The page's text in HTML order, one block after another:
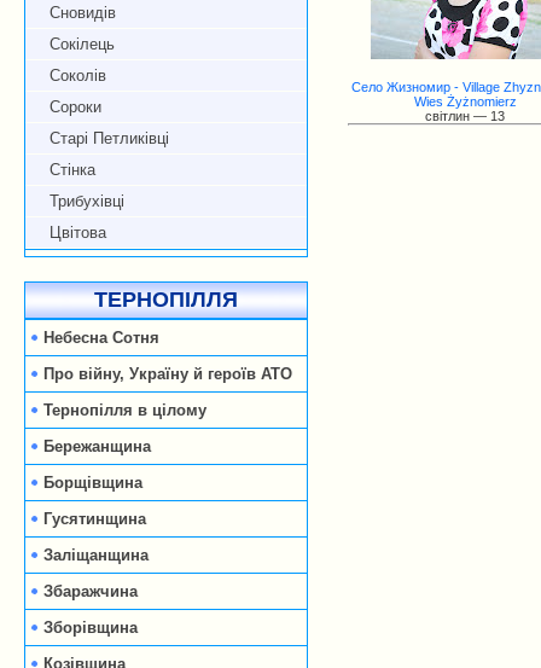
Сновидів
Сокілець
Соколів
Сороки
Старі Петликівці
Стінка
Трибухівці
Цвітова
ТЕРНОПІЛЛЯ
Небесна Сотня
Про війну, Україну й героїв АТО
Тернопілля в цілому
Бережанщина
Борщівщина
Гусятинщина
Заліщанщина
Збаражчина
Зборівщина
Козівщина
Село Жизномир - Village
Wies Żyżnomierz
світлин — 13